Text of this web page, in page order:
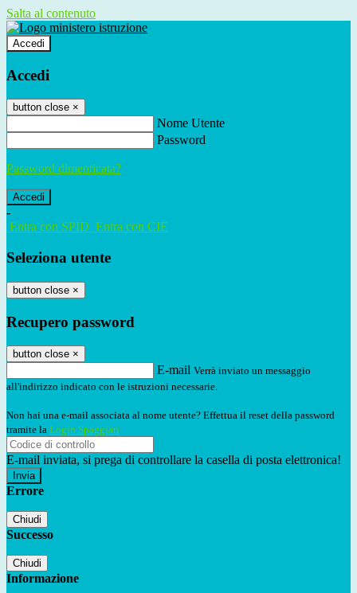
Salta al contenuto
Accedi
Accedi
button close ×
Nome Utente
Password
Password dimenticata?
-
Entra con SPID Entra con CIE
Seleziona utente
button close ×
Recupero password
button close ×
E-mail Verrà inviato un messaggio
all'indirizzo indicato con le istruzioni necessarie.
Non hai una e-mail associata al nome utente? Effettua il reset della password
tramite la Login Spaggiari
E-mail inviata, si prega di controllare la casella di posta elettronica!
Errore
Chiudi
Successo
Chiudi
Informazione